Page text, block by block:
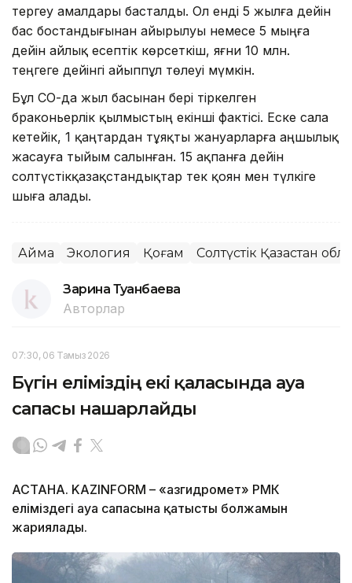
тергеу амалдары басталды. Ол енді 5 жылға дейін
бас бостандығынан айырылуы немесе 5 мыңға
дейін айлық есептік көрсеткіш, яғни 10 млн.
теңгеге дейінгі айыппұл төлеуі мүмкін.
Бұл СҚО-да жыл басынан бері тіркелген
браконьерлік қылмыстың екінші фактісі. Еске сала
кетейік, 1 қаңтардан тұяқты жануарларға аңшылық
жасауға тыйым салынған. 15 ақпанға дейін
солтүстікқазақстандықтар тек қоян мен түлкіге
шыға алады.
Аймақ Экология Қоғам Солтүстік Қазақстан
Зарина Туғанбаева
Авторлар
07:30, 06 Тамыз 2026
Бүгін еліміздің екі қаласында ауа
сапасы нашарлайды
АСТАНА. KAZINFORM – «Қазгидромет» РМК
еліміздегі ауа сапасына қатысты болжамын
жариялады.